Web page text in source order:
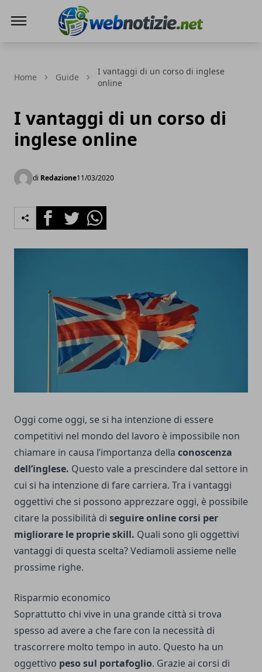
Home Guide
I vantaggi di un corso di inglese
online
I vantaggi di un corso di
inglese online
di Redazione11/03/2020
FacebookTwitterWhatsapp
Oggi come oggi, se si ha intenzione di essere
competitivi nel mondo del lavoro è impossibile non
chiamare in causa l’importanza della conoscenza
dell’inglese. Questo vale a prescindere dal settore in
cui si ha intenzione di fare carriera. Tra i vantaggi
oggettivi che si possono apprezzare oggi, è possibile
citare la possibilità di seguire online corsi per
migliorare le proprie skill. Quali sono gli oggettivi
vantaggi di questa scelta? Vediamoli assieme nelle
prossime righe.
Risparmio economico
Soprattutto chi vive in una grande città si trova
spesso ad avere a che fare con la necessità di
trascorrere molto tempo in auto. Questo ha un
oggettivo peso sul portafoglio. Grazie ai corsi di